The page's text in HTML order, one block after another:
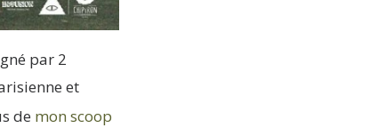
par 2
et
de mon scoop